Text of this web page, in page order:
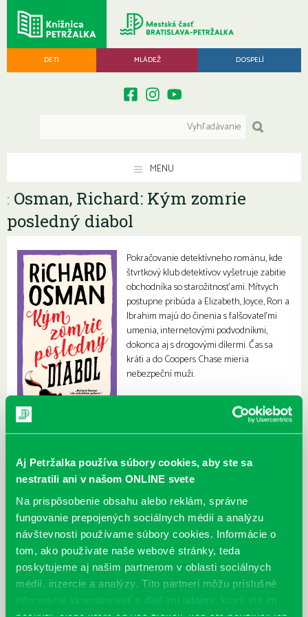
Aj Petržalka používa súbory cookies, aby ste sa
nestratili ani v našom ONLINE svete
Na prispôsobenie obsahu alebo reklám, správne
fungovanie prepojených sociálnych médií a analýzu
návštevnosti používame súbory cookies. Informácie o
tom, ako používate naše webové stránky, teda
poskytujeme aj našim partnerom v oblasti sociálnych
médií, inzercie a analýzy. Títo partneri môžu príslušné
informácie skombinovať s ďalšími údajmi, ktoré ste im
DETI MLÁDEŽ DOSPELÍ
MENU
: Osman, Richard: Kým zomrie
posledný diabol
Pokračovanie detektívneho románu, kde
štvrtkový klub detektívov vyšetruje zabitie
obchodníka so starožitnosťami. Mŕtvych
postupne pribúda a Elizabeth, Joyce, Ron a
Ibrahim majú do činenia s falšovateľmi
umenia, internetovými podvodníkmi,
dokonca aj s drogovými dílermi. Čas sa
kráti a do Coopers Chase mieria
nebezpeční muži.